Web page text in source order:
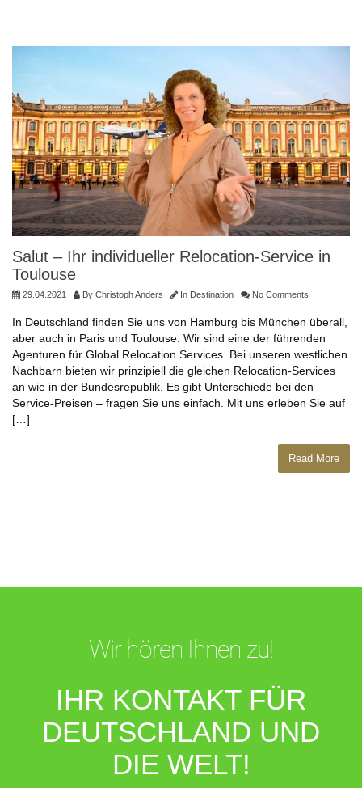
Salut – Ihr individueller Relocation-Service in
Toulouse
29.04.2021 By Christoph Anders In Destination No Comments
In Deutschland finden Sie uns von Hamburg bis München überall,
aber auch in Paris und Toulouse. Wir sind eine der führenden
Agenturen für Global Relocation Services. Bei unseren westlichen
Nachbarn bieten wir prinzipiell die gleichen Relocation-Services
an wie in der Bundesrepublik. Es gibt Unterschiede bei den
Service-Preisen – fragen Sie uns einfach. Mit uns erleben Sie auf
[…]
Read More
Wir hören Ihnen zu!
IHR KONTAKT FÜR
DEUTSCHLAND UND
DIE WELT!